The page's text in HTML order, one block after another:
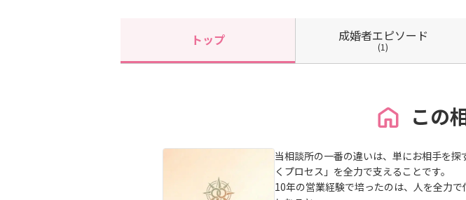
トップ 成婚者エピソード
(1)
この
当相談所の一番の違いは、単にお相手を
くプロセス」を全力で支えることです。
10年の営業経験で培ったのは、人を全力